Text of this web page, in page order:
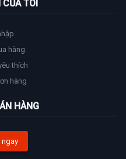
sàn
TÔI
hàng
thích
HÀNG